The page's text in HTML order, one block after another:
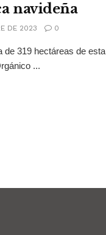
navideña
DE 2023 0
de 319 hectáreas de esta
...